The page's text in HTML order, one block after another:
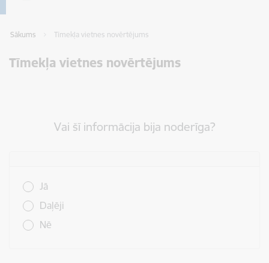
Sākums Tīmekļa vietnes novērtējums
Tīmekļa vietnes novērtējums
Vai šī informācija bija noderīga?
Jā
Daļēji
Nē